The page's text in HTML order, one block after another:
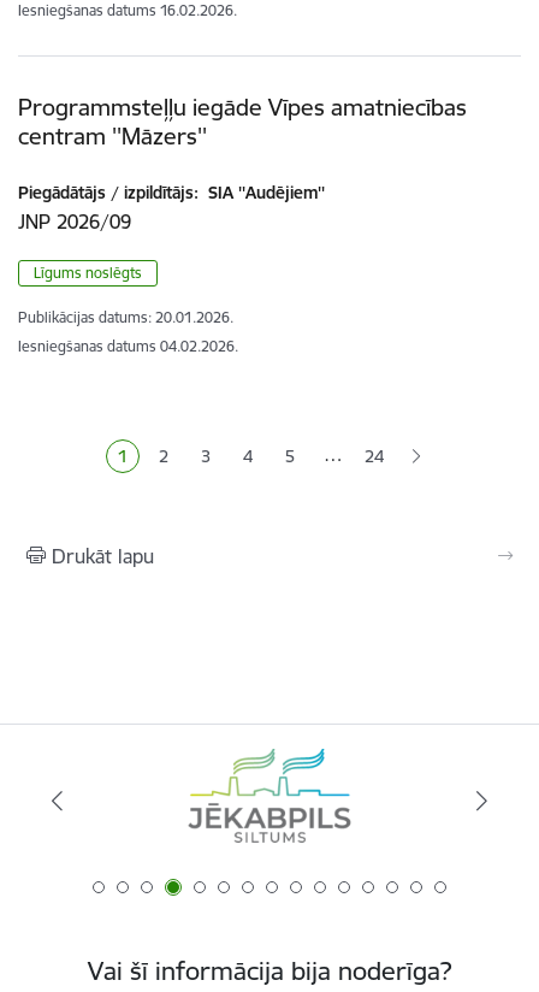
Iesniegšanas datums 16.02.2026.
Programmsteļļu iegāde Vīpes amatniecības
centram ''Māzers''
Piegādātājs / izpildītājs: SIA ''Audējiem''
JNP 2026/09
Līgums noslēgts
Publikācijas datums: 20.01.2026.
Iesniegšanas datums 04.02.2026.
Pašreizējā lapa
1 Lapa
2 Lapa
3 Lapa
4 Lapa
5 … 24
Drukāt lapu
Vai šī informācija bija noderīga?